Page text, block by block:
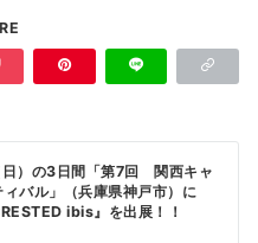
）の3日間「第7回 関西キャ
バル」（兵庫県神戸市）に
ibis』を出展！！